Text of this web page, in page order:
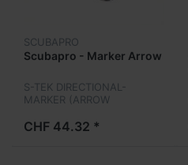
SCUBAPRO
Scubapro - Marker Arrow
S-TEK DIRECTIONAL-
MARKER (ARROW
CHF 44.32 *